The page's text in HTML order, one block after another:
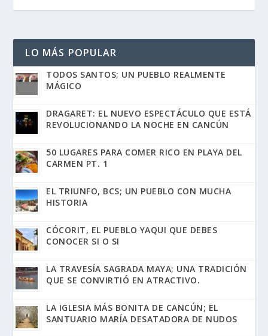
LO MÁS POPULAR
TODOS SANTOS; UN PUEBLO REALMENTE
MÁGICO
DRAGARET: EL NUEVO ESPECTÁCULO QUE ESTÁ
REVOLUCIONANDO LA NOCHE EN CANCÚN
50 LUGARES PARA COMER RICO EN PLAYA DEL
CARMEN PT. 1
EL TRIUNFO, BCS; UN PUEBLO CON MUCHA
HISTORIA
CÓCORIT, EL PUEBLO YAQUI QUE DEBES
CONOCER SI O SI
LA TRAVESÍA SAGRADA MAYA; UNA TRADICIÓN
QUE SE CONVIRTIÓ EN ATRACTIVO.
LA IGLESIA MÁS BONITA DE CANCÚN; EL
SANTUARIO MARÍA DESATADORA DE NUDOS